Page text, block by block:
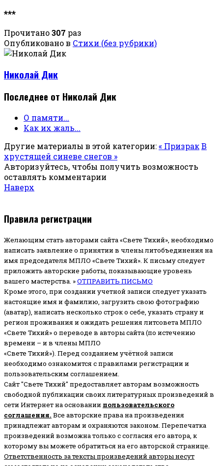
***
Прочитано307 раз
Опубликовано в Стихи (без рубрики)
Николай Дик
Последнее от Николай Дик
О памяти...
Как их жаль...
Другие материалы в этой категории:« ПризракВ
хрустящей синеве снегов »
Авторизуйтесь, чтобы получить возможность
оставлять комментарии
Наверх
Правила регистрации
Желающим стать авторами сайта «Свете Тихий», необходимо
написать заявление о принятии в члены литобъединения на
имя председателя МПЛО «Свете Тихий». К письму следует
приложить авторские работы, показывающие уровень
вашего мастерства. »ОТПРАВИТЬ ПИСЬМО
Кроме этого, при создании учетной записи следует указать
настоящие имя и фамилию, загрузить свою фотографию
(аватар), написать несколько строк о себе, указать страну и
регион проживания и ожидать решения литсовета МПЛО
«Свете Тихий» о переводе в авторы сайта (по истечению
времени – и в члены МПЛО
«Свете Тихий»). Перед созданием учётной записи
необходимо ознакомится с правилами регистрации и
пользовательским соглашением.
Сайт "Свете Тихий" предоставляет авторам возможность
свободной публикации своих литературных произведений в
сети Интернет на основании пользовательского
соглашения. Все авторские права на произведения
принадлежат авторам и охраняются законом. Перепечатка
произведений возможна только с согласия его автора, к
которому вы можете обратиться на его авторской странице.
Ответственность за тексты произведений авторы несут